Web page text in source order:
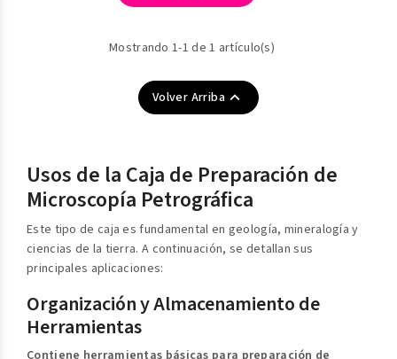
Mostrando 1-1 de 1 artículo(s)
Volver Arriba 
Usos de la Caja de Preparación de
Microscopía Petrográfica
Este tipo de caja es fundamental en geología, mineralogía y
ciencias de la tierra. A continuación, se detallan sus
principales aplicaciones:
Organización y Almacenamiento de
Herramientas
Contiene herramientas básicas para preparación de